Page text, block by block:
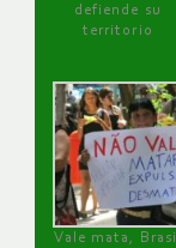
defiende su
territorio
Vale mata, Brasil